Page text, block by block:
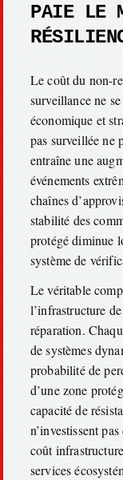
PAIE LE
Le coût du non-
surveillance ne
économique et
pas surveillée ne
entraîne une
événements
chaînes
stabilité des
protégé diminue
système de
Le véritable
l’infrastructure
réparation.
de systèmes
probabilité de
d’une zone
capacité de
n’investissent
coût
services